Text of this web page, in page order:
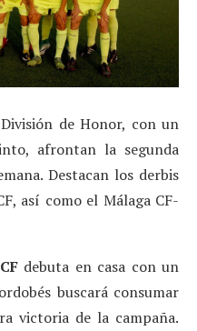
de Honor, con un
afrontan la segunda
Destacan los derbis
así como el Málaga CF-
debuta en casa con un
buscará consumar
victoria de la campaña.